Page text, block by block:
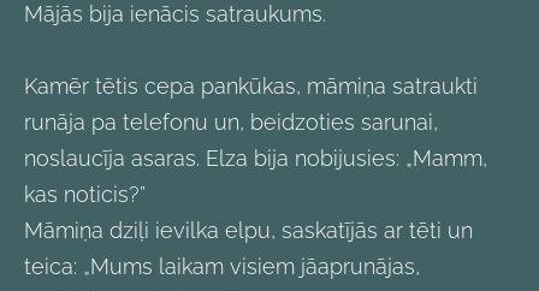
Mājās bija ienācis satraukums.
Kamēr tētis cepa pankūkas, māmiņa satraukti
runāja pa telefonu un, beidzoties sarunai,
noslaucīja asaras. Elza bija nobijusies: „Mamm,
kas noticis?”
Māmiņa dziļi ievilka elpu, saskatījās ar tēti un
teica: „Mums laikam visiem jāaprunājas,